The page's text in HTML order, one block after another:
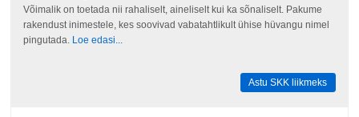
Võimalik on toetada nii rahaliselt, aineliselt kui ka sõnaliselt. Pakume
rakendust inimestele, kes soovivad vabatahtlikult ühise hüvangu nimel
pingutada. Loe edasi...
Astu SKK liikmeks